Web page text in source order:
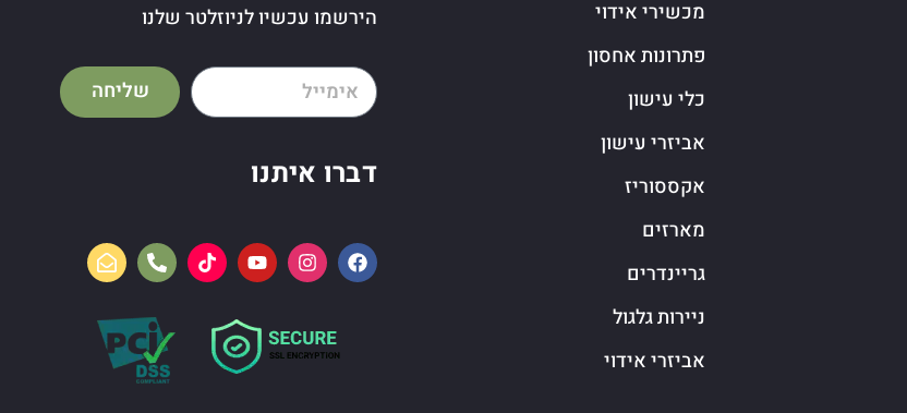
מכשירי אידוי
פתרונות אחסון
כלי עישון
אביזרי עישון
אקססוריז
מארזים
גריינדרים
ניירות גלגול
אביזרי אידוי
הירשמו עכשיו לניוזלטר שלנו
שליחה
דברו איתנו